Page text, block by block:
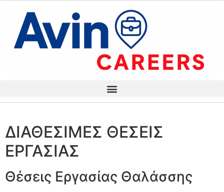
ΔΙΑΘΕΣΙΜΕΣ ΘΕΣΕΙΣ
ΕΡΓΑΣΙΑΣ
Θέσεις Εργασίας Θαλάσσης